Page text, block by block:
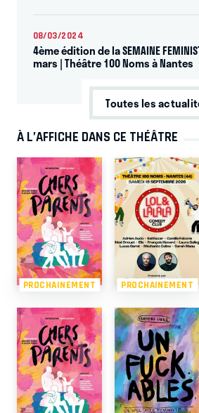
08/03/2024
4ème édition de la SEMAINE
mars | Théâtre 100 Noms à Nantes
Toutes les
À L’AFFICHE DANS CE THÉÂTRE
PROCHAINEMENT PROCHAINEMENT